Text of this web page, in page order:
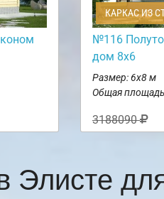
КАРКАС ИЗ
№116
дом 8х6
Размер: 6х8 м
Общая
3188090
Элисте